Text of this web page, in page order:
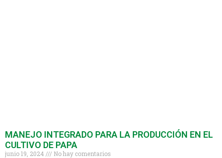
MANEJO INTEGRADO PARA LA PRODUCCIÓN EN EL
CULTIVO DE PAPA
junio 19, 2024
No hay comentarios